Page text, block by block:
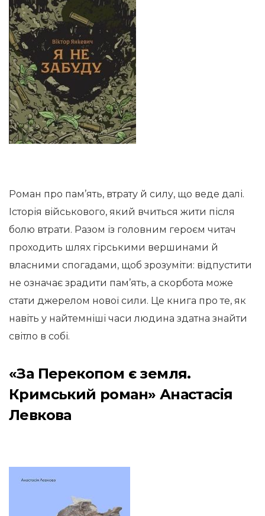
Роман про пам’ять, втрату й силу, що веде далі.
Історія військового, який вчиться жити після
болю втрати. Разом із головним героєм читач
проходить шлях гірськими вершинами й
власними спогадами, щоб зрозуміти: відпустити
не означає зрадити пам’ять, а скорбота може
стати джерелом нової сили. Це книга про те, як
навіть у найтемніші часи людина здатна знайти
світло в собі.
«За Перекопом є земля.
Кримський роман» Анастасія
Левкова